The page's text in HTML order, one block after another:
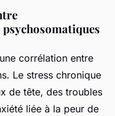
corrélation entre
Le stress chronique
de tête, des troubles
liée à la peur de